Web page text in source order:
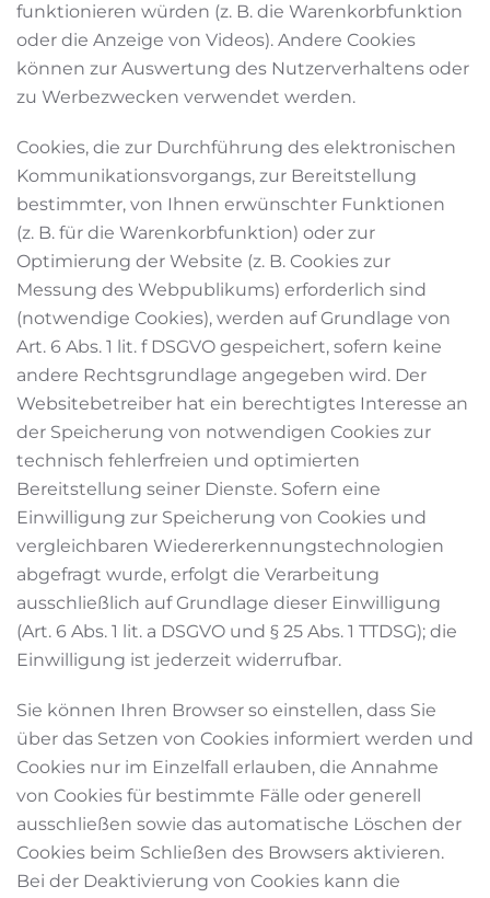
funktionieren würden (z. B. die Warenkorbfunktion
oder die Anzeige von Videos). Andere Cookies
können zur Auswertung des Nutzerverhaltens oder
zu Werbezwecken verwendet werden.
Cookies, die zur Durchführung des elektronischen
Kommunikationsvorgangs, zur Bereitstellung
bestimmter, von Ihnen erwünschter Funktionen
(z. B. für die Warenkorbfunktion) oder zur
Optimierung der Website (z. B. Cookies zur
Messung des Webpublikums) erforderlich sind
(notwendige Cookies), werden auf Grundlage von
Art. 6 Abs. 1 lit. f DSGVO gespeichert, sofern keine
andere Rechtsgrundlage angegeben wird. Der
Websitebetreiber hat ein berechtigtes Interesse an
der Speicherung von notwendigen Cookies zur
technisch fehlerfreien und optimierten
Bereitstellung seiner Dienste. Sofern eine
Einwilligung zur Speicherung von Cookies und
vergleichbaren Wiedererkennungstechnologien
abgefragt wurde, erfolgt die Verarbeitung
ausschließlich auf Grundlage dieser Einwilligung
(Art. 6 Abs. 1 lit. a DSGVO und § 25 Abs. 1 TTDSG); die
Einwilligung ist jederzeit widerrufbar.
Sie können Ihren Browser so einstellen, dass Sie
über das Setzen von Cookies informiert werden und
Cookies nur im Einzelfall erlauben, die Annahme
von Cookies für bestimmte Fälle oder generell
ausschließen sowie das automatische Löschen der
Cookies beim Schließen des Browsers aktivieren.
Bei der Deaktivierung von Cookies kann die